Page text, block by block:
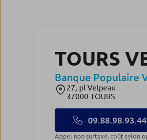
TOURS
Banque Populaire
27, pl Velpeau
37000 TOURS
09.88.98.93.44
appel non surtaxé, coût selon